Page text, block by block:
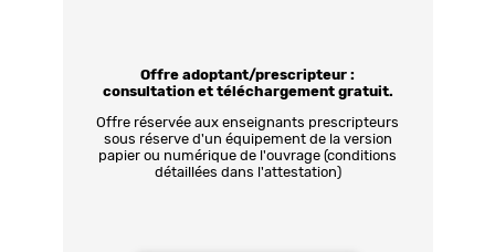
Offre adoptant/prescripteur :
consultation et téléchargement gratuit.
Offre réservée aux enseignants prescripteurs
sous réserve d'un équipement de la version
papier ou numérique de l'ouvrage (conditions
détaillées dans l'attestation)